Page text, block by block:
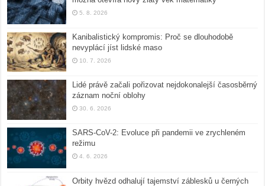
5. 8. 2026
Kanibalistický kompromis: Proč se dlouhodobě
nevyplácí jíst lidské maso
10. 7. 2026
Lidé právě začali pořizovat nejdokonalejší časosběrný
záznam noční oblohy
30. 6. 2026
SARS-CoV-2: Evoluce při pandemii ve zrychleném
režimu
4. 6. 2026
Orbity hvězd odhalují tajemství záblesků u černých